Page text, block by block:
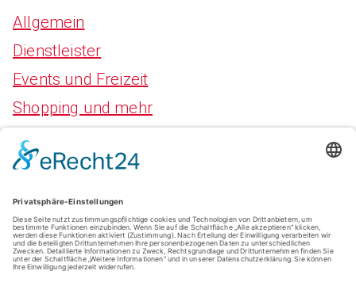
Allgemein
Dienstleister
Events und Freizeit
Shopping und mehr
Meta
Anmelden
Eintrags-Feed